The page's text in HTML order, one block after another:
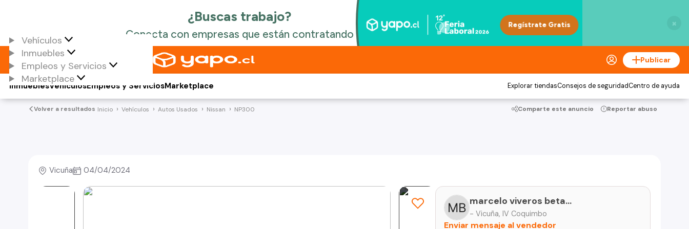
×
Vehículos
Inmuebles
Empleos y Servicios
Marketplace
Publicar
Vehículos
Inmuebles Empleos y ServiciosMarketplace Explorar tiendasConsejos de seguridadCentro de ayuda
Volver a resultados Inicio Vehículos Autos Usados Nissan NP300 Comparte este anuncio Reportar abuso
Vicuña 04/04/2024
marcelo viveros betanzo
- Vicuña, IV Coquimbo
Enviar mensaje al vendedor